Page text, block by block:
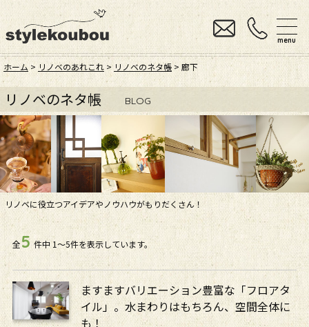
menu
ホーム > リノベのあれこれ > リノベのネタ帳 > 廊下
リノベのネタ帳 BLOG
リノベに役立つアイデアやノウハウがもりだくさん！
全5 件中 1〜5件を表示しています。
ますますバリエーション豊富な「フロアタ
イル」。水まわりはもちろん、空間全体に
も！